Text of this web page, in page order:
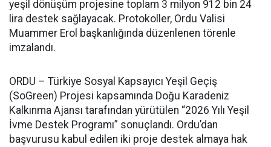
yeşil dönüşüm projesine toplam 3 milyon 912 bin 24
lira destek sağlayacak. Protokoller, Ordu Valisi
Muammer Erol başkanlığında düzenlenen törenle
imzalandı.
ORDU – Türkiye Sosyal Kapsayıcı Yeşil Geçiş
(SoGreen) Projesi kapsamında Doğu Karadeniz
Kalkınma Ajansı tarafından yürütülen “2026 Yılı Yeşil
İvme Destek Programı” sonuçlandı. Ordu’dan
başvurusu kabul edilen iki proje destek almaya hak